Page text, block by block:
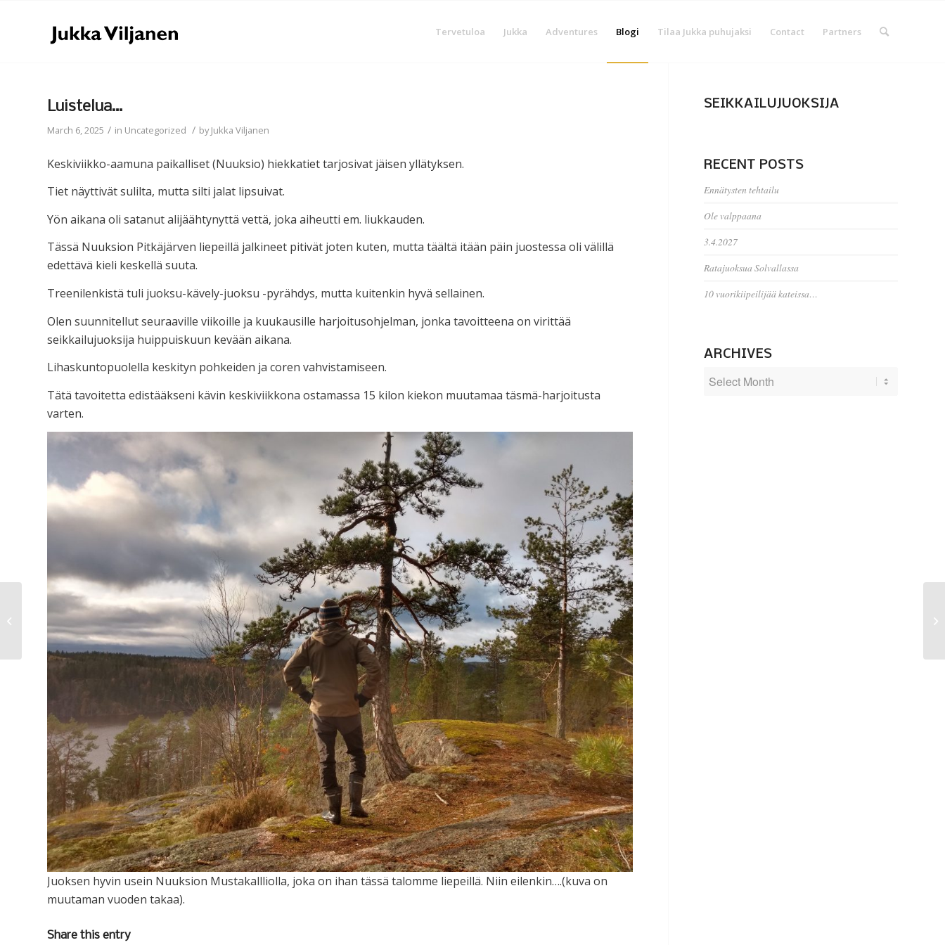
Tervetuloa Jukka Adventures Blogi Tilaa Jukka puhujaksi Contact Partners
Luistelua…
March 6, 2025 / in Uncategorized / byJukka Viljanen
Keskiviikko-aamuna paikalliset (Nuuksio) hiekkatiet tarjosivat jäisen yllätyksen.
Tiet näyttivät sulilta, mutta silti jalat lipsuivat.
Yön aikana oli satanut alijäähtynyttä vettä, joka aiheutti em. liukkauden.
Tässä Nuuksion Pitkäjärven liepeillä jalkineet pitivät joten kuten, mutta täältä itään päin juostessa oli välillä
edettävä kieli keskellä suuta.
Treenilenkistä tuli juoksu-kävely-juoksu -pyrähdys, mutta kuitenkin hyvä sellainen.
Olen suunnitellut seuraaville viikoille ja kuukausille harjoitusohjelman, jonka tavoitteena on virittää
seikkailujuoksija huippuiskuun kevään aikana.
Lihaskuntopuolella keskityn pohkeiden ja coren vahvistamiseen.
Tätä tavoitetta edistääkseni kävin keskiviikkona ostamassa 15 kilon kiekon muutamaa täsmä-harjoitusta
varten.
Juoksen hyvin usein Nuuksion Mustakallliolla, joka on ihan tässä talomme liepeillä. Niin eilenkin….(kuva on
muutaman vuoden takaa).
Share this entry
SEIKKAILUJUOKSIJA
RECENT POSTS
Ennätysten tehtailu
Ole valppaana
3.4.2027
Ratajuoksua Solvallassa
10 vuorikiipeilijää kateissa…
ARCHIVES
Hard or Easy Way?